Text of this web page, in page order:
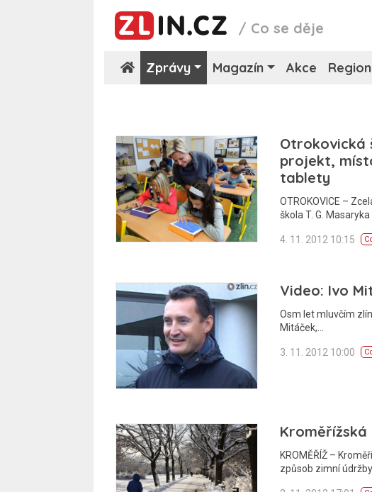
/ Co se děje
Zprávy Magazín Akce Region
Otrokovická
projekt,
tablety
OTROKOVICE –
škola T. G. Masaryka
4. 11. 2012 10:15
Video: Ivo
Osm let mluvčím
Mitáček,…
3. 11. 2012 10:00
KROMĚŘÍŽ –
způsob zimní